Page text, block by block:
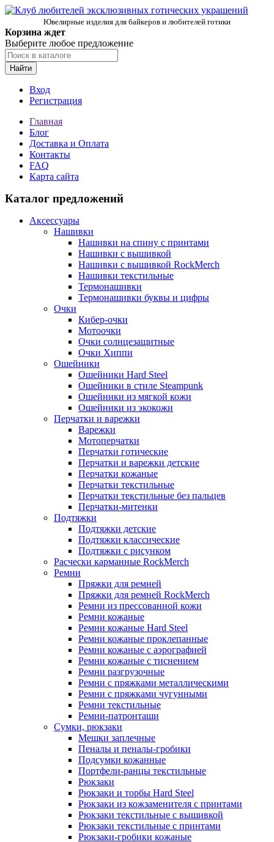
Ювелирные изделия для байкеров и любителей готики
Корзина ждет
Выберите любое предложение
Найти
Вход
Регистрация
Главная
Блог
Доставка и Оплата
Контакты
FAQ
Карта сайта
Каталог предложений
Аксессуары
Нашивки
Нашивки на спину с принтами
Нашивки с вышивкой
Нашивки с вышивкой RockMerch
Нашивки текстильные
Термонашивки
Термонашивки буквы и цифры
Очки
Кибер-очки
Мотоочки
Очки солнцезащитные
Очки Хиппи
Ошейники
Ошейники Hard Steel
Ошейники в стиле Steampunk
Ошейники из мягкой кожи
Ошейники из экокожи
Перчатки и варежки
Варежки
Мотоперчатки
Перчатки готические
Перчатки и варежки детские
Перчатки кожаные
Перчатки текстильные
Перчатки текстильные без пальцев
Перчатки-митенки
Подтяжки
Подтяжки детские
Подтяжки классические
Подтяжки с рисунком
Расчески карманные RockMerch
Ремни
Пряжки для ремней
Пряжки для ремней RockMerch
Ремни из прессованной кожи
Ремни кожаные
Ремни кожаные Hard Steel
Ремни кожаные проклепанные
Ремни кожаные с аэрографией
Ремни кожаные с тиснением
Ремни разгрузочные
Ремни с пряжками металлическими
Ремни с пряжками чугунными
Ремни текстильные
Ремни-патронташи
Сумки, рюкзаки
Мешки заплечные
Пеналы и пеналы-гробики
Подсумки кожанные
Портфели-ранцы текстильные
Рюкзаки
Рюкзаки и торбы Hard Steel
Рюкзаки из кожзаменителя с принтами
Рюкзаки текстильные с вышивкой
Рюкзаки текстильные с принтами
Рюкзаки-гробики кожаные